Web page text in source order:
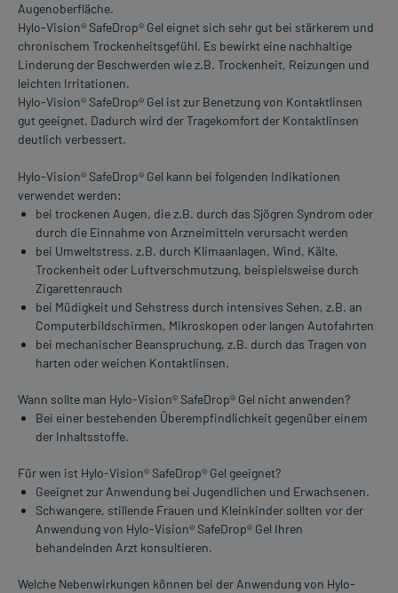
Augenoberfläche.
Hylo-Vision® SafeDrop® Gel eignet sich sehr gut bei stärkerem und
chronischem Trockenheitsgefühl. Es bewirkt eine nachhaltige
Linderung der Beschwerden wie z.B. Trockenheit, Reizungen und
leichten Irritationen.
Hylo-Vision® SafeDrop® Gel ist zur Benetzung von Kontaktlinsen
gut geeignet. Dadurch wird der Tragekomfort der Kontaktlinsen
deutlich verbessert.
Hylo-Vision® SafeDrop® Gel kann bei folgenden Indikationen
verwendet werden:
bei trockenen Augen, die z.B. durch das Sjögren Syndrom oder
durch die Einnahme von Arzneimitteln verursacht werden
bei Umweltstress, z.B. durch Klimaanlagen, Wind, Kälte,
Trockenheit oder Luftverschmutzung, beispielsweise durch
Zigarettenrauch
bei Müdigkeit und Sehstress durch intensives Sehen, z.B. an
Computerbildschirmen, Mikroskopen oder langen Autofahrten
bei mechanischer Beanspruchung, z.B. durch das Tragen von
harten oder weichen Kontaktlinsen.
Wann sollte man Hylo-Vision® SafeDrop® Gel nicht anwenden?
Bei einer bestehenden Überempfindlichkeit gegenüber einem
der Inhaltsstoffe.
Für wen ist Hylo-Vision® SafeDrop® Gel geeignet?
Geeignet zur Anwendung bei Jugendlichen und Erwachsenen.
Schwangere, stillende Frauen und Kleinkinder sollten vor der
Anwendung von Hylo-Vision® SafeDrop® Gel Ihren
behandelnden Arzt konsultieren.
Welche Nebenwirkungen können bei der Anwendung von Hylo-